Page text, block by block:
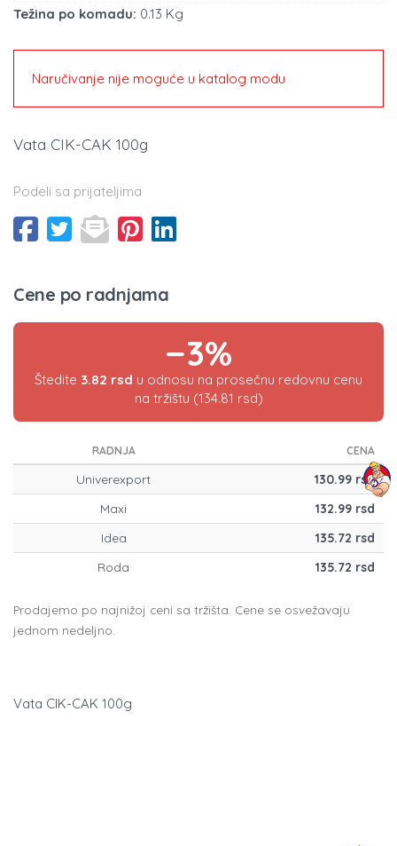
Težina po komadu: 0.13 Kg
Naručivanje nije moguće u katalog modu
Vata CIK-CAK 100g
Podeli sa prijateljima
Cene po radnjama
−3%
Štedite 3.82 rsd u odnosu na prosečnu redovnu cenu
na tržištu (134.81 rsd)
RADNJA CENA
Univerexport
130.99 rsd
Maxi
132.99 rsd
Idea
135.72 rsd
Roda
135.72 rsd
Prodajemo po najnižoj ceni sa tržišta. Cene se osvežavaju
jednom nedeljno.
Vata CIK-CAK 100g